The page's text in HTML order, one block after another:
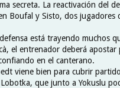
secreta. La reactivación del
Boufal y Sisto, dos jugadores
está trayendo muchos
el entrenador deberá apostar
en el canterano.
viene bien para cubrir
que junto a Yokuslu